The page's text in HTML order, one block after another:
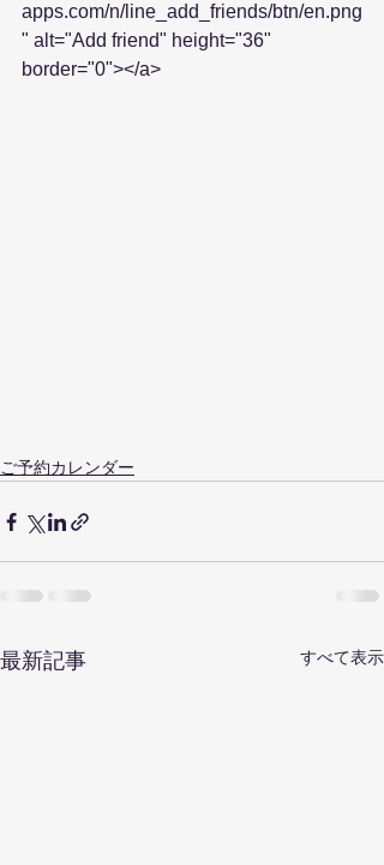
apps.com/n/line_add_friends/btn/en.png
" alt="Add friend" height="36"
border="0"></a>
ご予約カレンダー
最新記事 すべて表示